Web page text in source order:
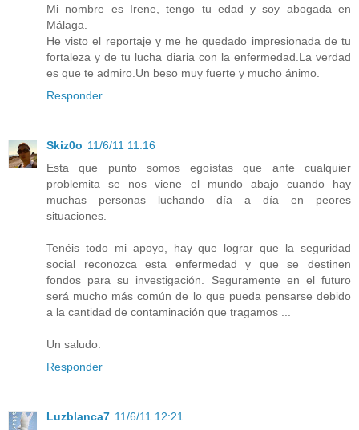
Mi nombre es Irene, tengo tu edad y soy abogada en
Málaga.
He visto el reportaje y me he quedado impresionada de tu
fortaleza y de tu lucha diaria con la enfermedad.La verdad
es que te admiro.Un beso muy fuerte y mucho ánimo.
Responder
Skiz0o 11/6/11 11:16
Esta que punto somos egoístas que ante cualquier
problemita se nos viene el mundo abajo cuando hay
muchas personas luchando día a día en peores
situaciones.
Tenéis todo mi apoyo, hay que lograr que la seguridad
social reconozca esta enfermedad y que se destinen
fondos para su investigación. Seguramente en el futuro
será mucho más común de lo que pueda pensarse debido
a la cantidad de contaminación que tragamos ...
Un saludo.
Responder
Luzblanca7 11/6/11 12:21